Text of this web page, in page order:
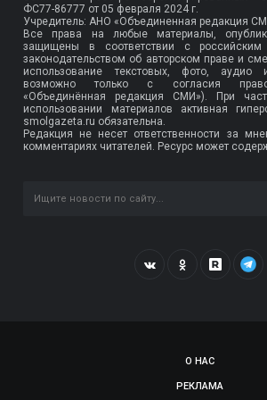
ФС77-86777 от 05 февраля 2024 г.
Учредитель: АНО «Объединенная редакция
Все права на любые материалы,
защищены в соответствии с
законодательством об авторском праве и
использование текстовых, фото, аудио
возможно только с согласия
«Объединённая редакция СМИ»). При
использовании материалов активная
smolgazeta.ru обязательна.
Редакция не несет ответственности за
комментариях читателей. Ресурс может
О НАС
РЕКЛАМА